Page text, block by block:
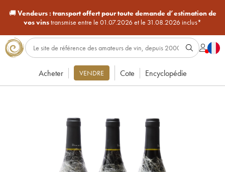
🚚Vendeurs : transport offert pour toute demande d’estimation de
vos vinstransmise entre le 01.07.2026 et le 31.08.2026 inclus*
Acheter VENDRE Cote Encyclopédie